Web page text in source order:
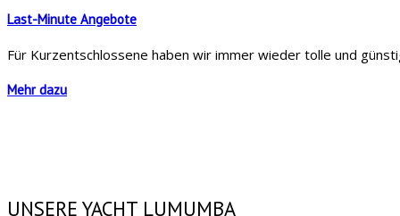
Last-Minute Angebote
Für Kurzentschlossene haben wir immer wieder tolle und
Mehr dazu
UNSERE YACHT LUMUMBA